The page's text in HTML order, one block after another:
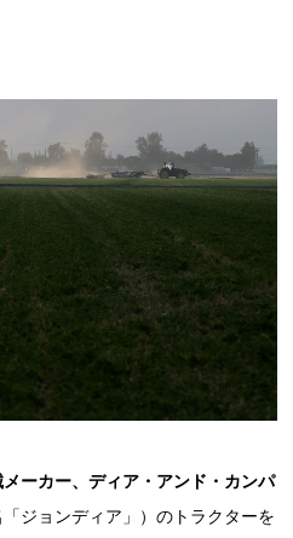
ーカー、ディア・アンド・カンパ
ジョンディア」）のトラクターを